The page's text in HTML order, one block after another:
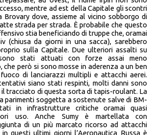
mentre ad est della Capitale gli scontri
dove, assieme al vicino sobborgo di
strada per strada. È probabile che questo
stia beneficiando di truppe che, oramai
(chiusa da giorni in una sacca), sarebbero
sulla Capitale. Due ulteriori assalti su
stati attuati con forze assai meno
che però si sono mosse in aderenza a un ben
di lanciarazzi multipli e attacchi aerei.
siano stati respinti, molti danni sono
tracciato di questa sorta di tapis-roulant. La
parimenti soggetta a sostenute salve di BM-
in infrastrutture critiche oramai quasi
uso. Anche Sumy è martellata con
di un più marcato ricorso ad attacchi
questi ultimi giorni l’Aeronautica Russa è